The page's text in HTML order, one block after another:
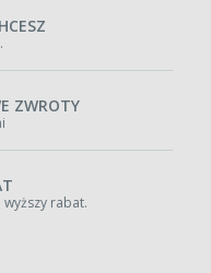
ZWROTY
rabat.